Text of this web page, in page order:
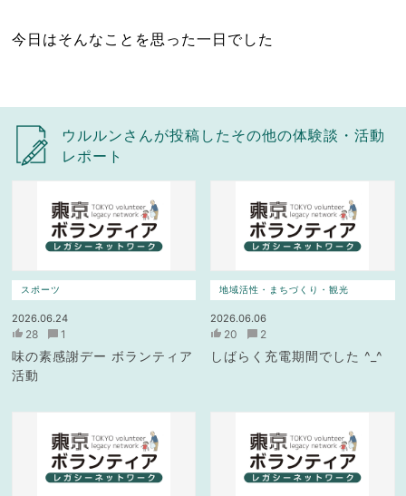
今日はそんなことを思った一日でした
ウルルンさんが投稿したその他の体験談・活動
レポート
スポーツ
2026.06.24
28 1
味の素感謝デー ボランティア
活動
地域活性・まちづくり・観光
2026.06.06
20 2
しばらく充電期間でした ^_^